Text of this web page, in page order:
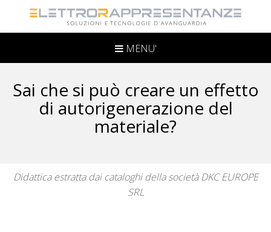
MENU'
Sai che si può creare un effetto
di autorigenerazione del
materiale?
Didattica estratta dai cataloghi della società DKC EUROPE
SRL